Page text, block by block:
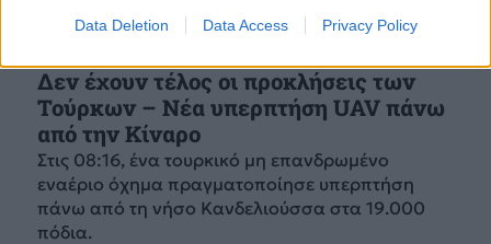
Data Deletion Data Access Privacy Policy
Δεν έχουν τέλος οι προκλήσεις των
Τούρκων – Νέα υπερπτήση UAV πάνω
από την Κίναρο
Στις 08:16, ένα τουρκικό μη επανδρωμένο
εναέριο όχημα πραγματοποίησε υπερπτήση
πάνω από τη νήσο Κανδελιούσσα στα 19.000
πόδια.